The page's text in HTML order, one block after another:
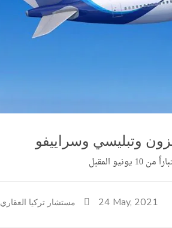
وتبليسي وسراييفو
المقبل
مستشار تركيا العقاري 24 May, 2021